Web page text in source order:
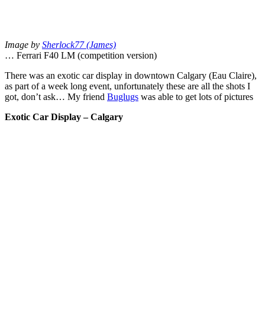
Image by Sherlock77 (James)
… Ferrari F40 LM (competition version)
There was an exotic car display in downtown Calgary (Eau Claire),
as part of a week long event, unfortunately these are all the shots I
got, don’t ask… My friend Buglugs was able to get lots of pictures
Exotic Car Display – Calgary